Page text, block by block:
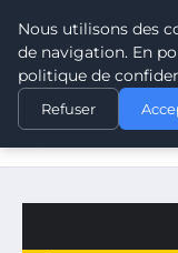
CLIMATE
ACCUEIL
ÉVALUATION DE
Nous utilisons des
de navigation. En
politique de
Refuser